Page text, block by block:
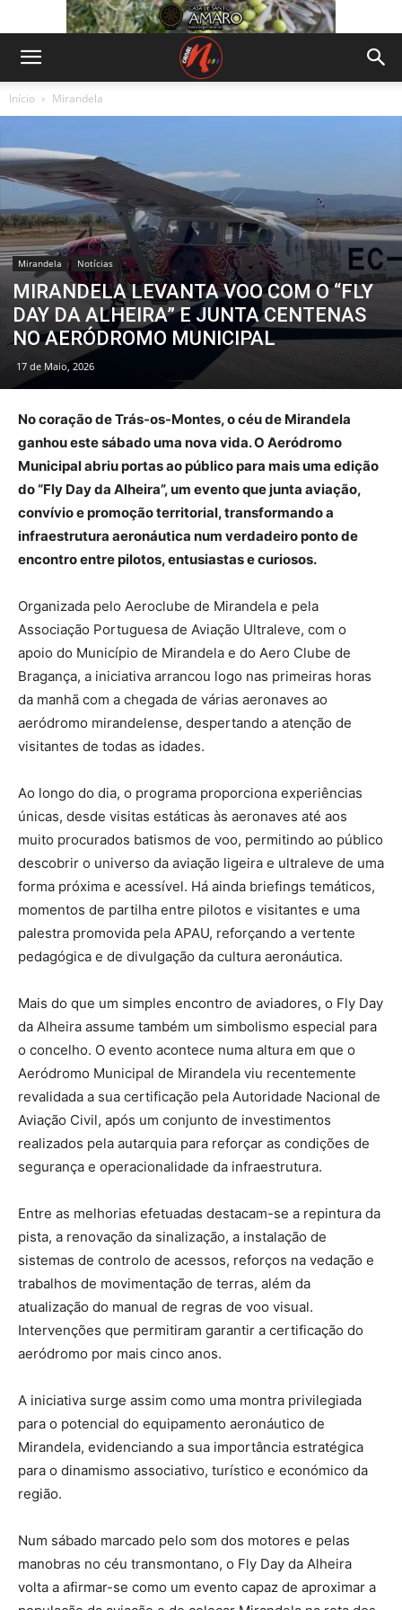
Início Mirandela
Mirandela Notícias
MIRANDELA LEVANTA VOO COM O “FLY
DAY DA ALHEIRA” E JUNTA CENTENAS
NO AERÓDROMO MUNICIPAL
17 de Maio, 2026
No coração de Trás-os-Montes, o céu de Mirandela
ganhou este sábado uma nova vida. O Aeródromo
Municipal abriu portas ao público para mais uma edição
do “Fly Day da Alheira”, um evento que junta aviação,
convívio e promoção territorial, transformando a
infraestrutura aeronáutica num verdadeiro ponto de
encontro entre pilotos, entusiastas e curiosos.
Organizada pelo Aeroclube de Mirandela e pela
Associação Portuguesa de Aviação Ultraleve, com o
apoio do Município de Mirandela e do Aero Clube de
Bragança, a iniciativa arrancou logo nas primeiras horas
da manhã com a chegada de várias aeronaves ao
aeródromo mirandelense, despertando a atenção de
visitantes de todas as idades.
Ao longo do dia, o programa proporciona experiências
únicas, desde visitas estáticas às aeronaves até aos
muito procurados batismos de voo, permitindo ao público
descobrir o universo da aviação ligeira e ultraleve de uma
forma próxima e acessível. Há ainda briefings temáticos,
momentos de partilha entre pilotos e visitantes e uma
palestra promovida pela APAU, reforçando a vertente
pedagógica e de divulgação da cultura aeronáutica.
Mais do que um simples encontro de aviadores, o Fly Day
da Alheira assume também um simbolismo especial para
o concelho. O evento acontece numa altura em que o
Aeródromo Municipal de Mirandela viu recentemente
revalidada a sua certificação pela Autoridade Nacional de
Aviação Civil, após um conjunto de investimentos
realizados pela autarquia para reforçar as condições de
segurança e operacionalidade da infraestrutura.
Entre as melhorias efetuadas destacam-se a repintura da
pista, a renovação da sinalização, a instalação de
sistemas de controlo de acessos, reforços na vedação e
trabalhos de movimentação de terras, além da
atualização do manual de regras de voo visual.
Intervenções que permitiram garantir a certificação do
aeródromo por mais cinco anos.
A iniciativa surge assim como uma montra privilegiada
para o potencial do equipamento aeronáutico de
Mirandela, evidenciando a sua importância estratégica
para o dinamismo associativo, turístico e económico da
região.
Num sábado marcado pelo som dos motores e pelas
manobras no céu transmontano, o Fly Day da Alheira
volta a afirmar-se como um evento capaz de aproximar a